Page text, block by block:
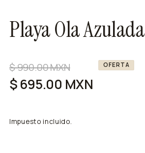
Playa Ola Azulada
Precio
habitual
$ 990.00 MXN
Precio
de
oferta
$ 695.00 MXN
OFERTA
Impuesto incluido.